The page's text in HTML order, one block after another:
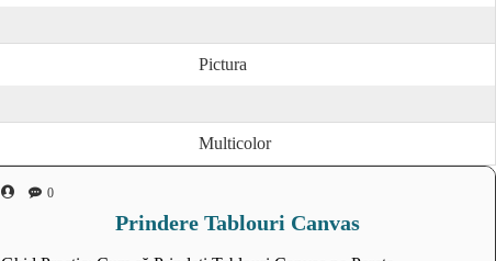
0
Prindere Tablouri Canvas
Pictura
Multicolor